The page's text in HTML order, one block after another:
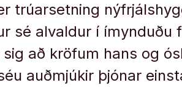
trúarsetning
sé alvaldur í ímynduðu
að kröfum hans og
auðmjúkir þjónar